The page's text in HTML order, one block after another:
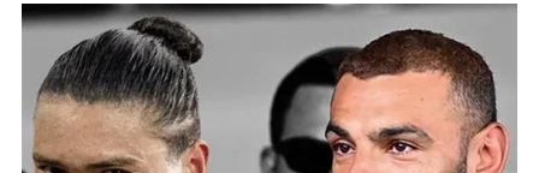
bilgilendirmeye devam edecektir.